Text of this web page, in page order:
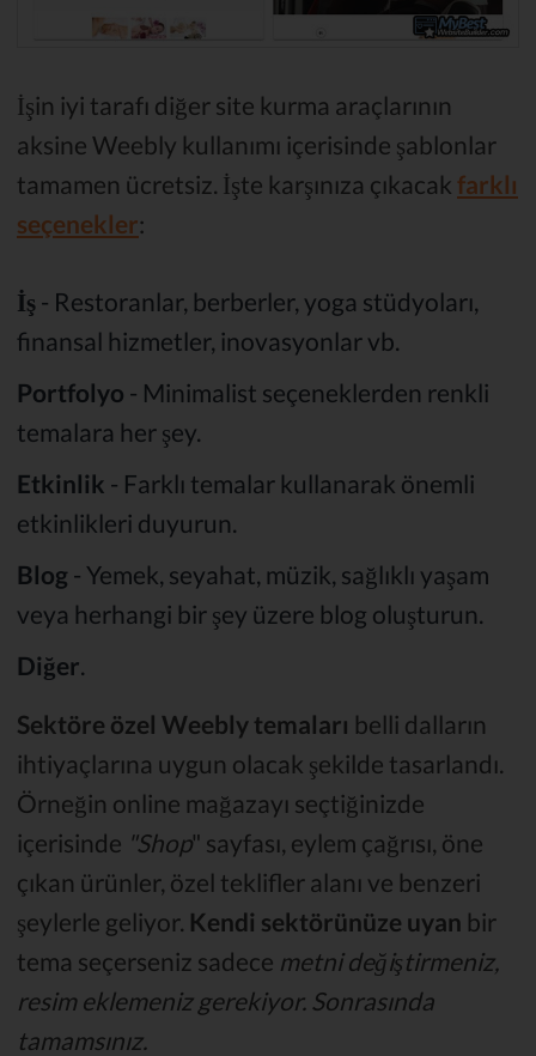
İşin iyi tarafı diğer site kurma araçlarının
aksine Weebly kullanımı içerisinde şablonlar
tamamen ücretsiz. İşte karşınıza çıkacak farklı
seçenekler:
İş - Restoranlar, berberler, yoga stüdyoları,
finansal hizmetler, inovasyonlar vb.
Portfolyo - Minimalist seçeneklerden renkli
temalara her şey.
Etkinlik - Farklı temalar kullanarak önemli
etkinlikleri duyurun.
Blog - Yemek, seyahat, müzik, sağlıklı yaşam
veya herhangi bir şey üzere blog oluşturun.
Diğer
Sektöre özel Weebly temaları belli dalların
ihtiyaçlarına uygun olacak şekilde tasarlandı.
Örneğin online mağazayı seçtiğinizde
içerisinde "Shop" sayfası, eylem çağrısı, öne
çıkan ürünler, özel teklifler alanı ve benzeri
şeylerle geliyor. Kendi sektörünüze uyan bir
tema seçerseniz sadece metni değiştirmeniz,
resim eklemeniz gerekiyor. Sonrasında
tamamsınız.